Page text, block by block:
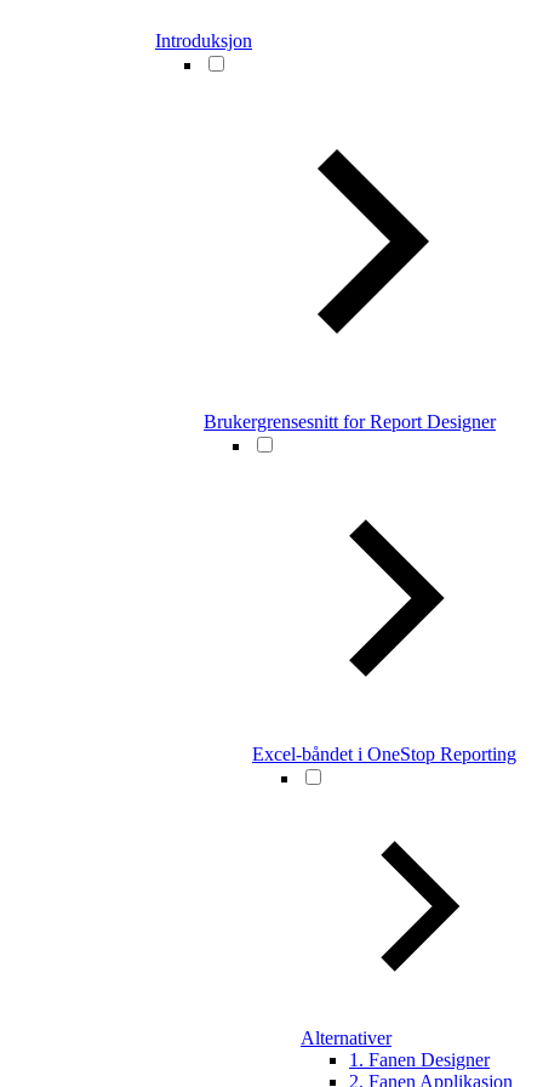
Introduksjon
Brukergrensesnitt for Report Designer
Excel-båndet i OneStop Reporting
Alternativer
1. Fanen Designer
2. Fanen Applikasjon